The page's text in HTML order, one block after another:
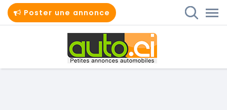
Poster une annonce